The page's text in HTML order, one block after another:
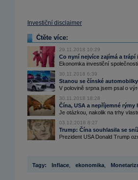
Investiční disclaimer
Čtěte více:
29.11.2018 10:29
Co nyní nejvíce zajímá a trápí
Ekonomka investiční
30.11.2018 6:39
Stanou se čínské
V polovině srpna jsem psal o
30.11.2018 18:28
Čína, USA a nepříjemné rýmy
Je otázkou, nakolik na trhy
03.12.2018 8:27
Trump: Čína souhlasila se
Prezident USA Donald Trump
Tagy: Inflace ekonomika